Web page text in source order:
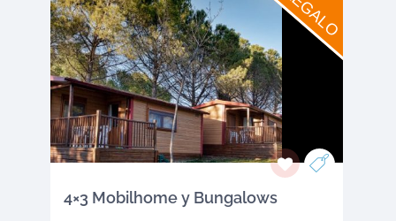
REGALO
4×3 Mobilhome y Bungalows